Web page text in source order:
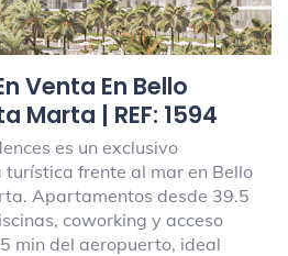
Venta En Bello
Marta | REF: 1594
es un exclusivo
frente al mar en Bello
Apartamentos desde 39.5
coworking y acceso
min del aeropuerto, ideal